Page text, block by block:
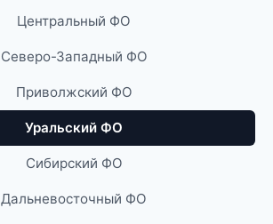
Центральный ФО
Северо-Западный ФО
Приволжский ФО
Уральский ФО
Сибирский ФО
Дальневосточный ФО